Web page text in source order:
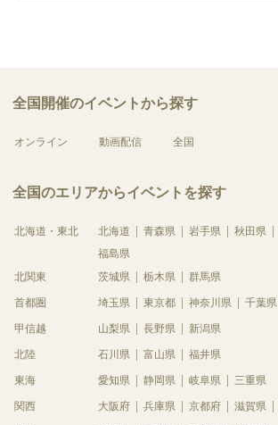
全国開催のイベントから探す
オンライン 動画配信 全国
全国のエリアからイベントを探す
北海道・東北 北海道 青森県 岩手県 秋田県
福島県
北関東
茨城県 栃木県 群馬県
首都圏 埼玉県 東京都 神奈川県 千葉県
甲信越 山梨県 長野県 新潟県
北陸 石川県 富山県 福井県
東海 愛知県 静岡県 岐阜県 三重県
関西 大阪府 兵庫県 京都府 滋賀県